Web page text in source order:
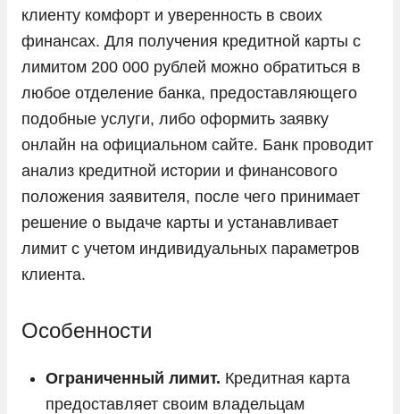
клиенту комфорт и уверенность в своих
финансах. Для получения кредитной карты с
лимитом 200 000 рублей можно обратиться в
любое отделение банка, предоставляющего
подобные услуги, либо оформить заявку
онлайн на официальном сайте. Банк проводит
анализ кредитной истории и финансового
положения заявителя, после чего принимает
решение о выдаче карты и устанавливает
лимит с учетом индивидуальных параметров
клиента.
Особенности
Ограниченный лимит. Кредитная карта
предоставляет своим владельцам